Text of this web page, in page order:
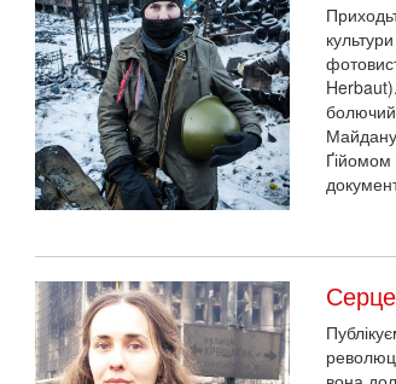
болючий
Ґійомом